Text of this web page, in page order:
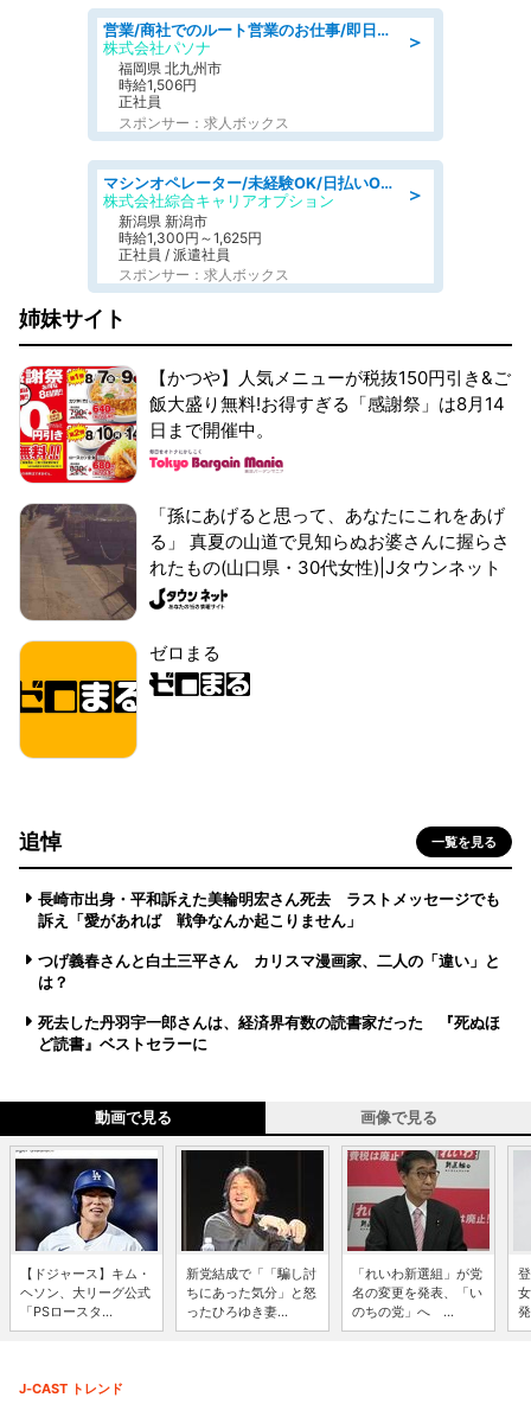
＞
営業/商社でのルート営業のお仕事/即日勤務可/車通勤可/営業
株式会社パソナ
福岡県 北九州市
時給1,506円
正社員
スポンサー：求人ボックス
＞
マシンオペレーター/未経験OK/日払いOK/寮費無料/交替制/20・30・40代活躍中
株式会社綜合キャリアオプション
新潟県 新潟市
時給1,300円～1,625円
正社員 / 派遣社員
スポンサー：求人ボックス
姉妹サイト
【かつや】人気メニューが税抜150円引き&ご
飯大盛り無料!お得すぎる「感謝祭」は8月14
日まで開催中。
「孫にあげると思って、あなたにこれをあげ
る」 真夏の山道で見知らぬお婆さんに握らさ
れたもの(山口県・30代女性)|Jタウンネット
ゼロまる
追悼 一覧を見る
長崎市出身・平和訴えた美輪明宏さん死去 ラストメッセージでも
訴え「愛があれば 戦争なんか起こりません」
つげ義春さんと白土三平さん カリスマ漫画家、二人の「違い」と
は？
死去した丹羽宇一郎さんは、経済界有数の読書家だった 『死ぬほ
ど読書』ベストセラーに
動画で見る 画像で見る
【ドジャース】キム・
ヘソン、大リーグ公式
「PSロースタ...
新党結成で「「騙し討
ちにあった気分」と怒
ったひろゆき妻...
「れいわ新選組」が党
名の変更を発表、「い
のちの党」へ ...
J-CAST トレンド